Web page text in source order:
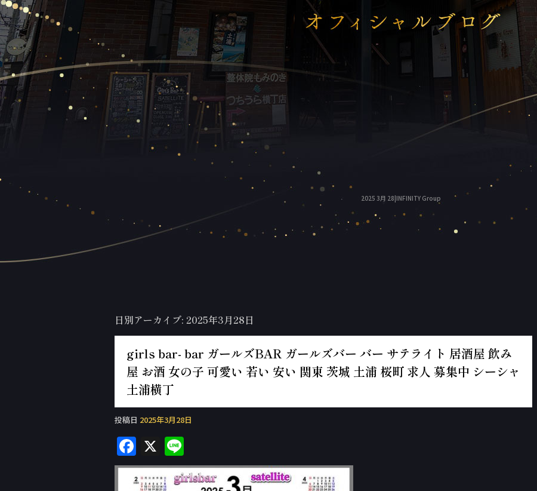
2025 3月 28|INFINITY Group
日別アーカイブ: 2025年3月28日
girls bar- bar ガールズBAR ガールズバー バー サテライト 居酒屋 飲み
屋 お酒 女の子 可愛い 若い 安い 関東 茨城 土浦 桜町 求人 募集中 シーシャ
土浦横丁
投稿日 2025年3月28日
F
a
c
X
n
e